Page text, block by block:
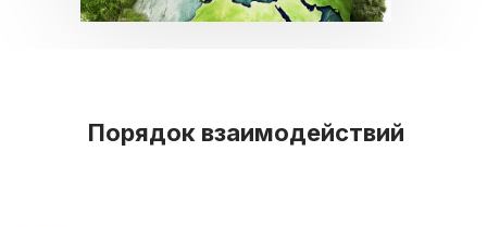
Порядок взаимодействий